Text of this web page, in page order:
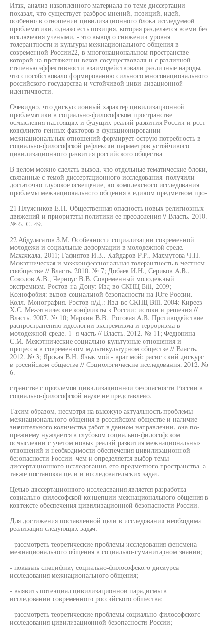
Итак, анализ накопленного материала по теме диссертации
показал, что существует разброс мнений, позиций, идей,
особенно в отношении цивилизационного блока исследуемой
проблематики, однако есть позиция, которая разделяется всеми без
исключения учеными, - это вывод о снижении уровня
толерантности и культуры межнационального общения в
современной России22, в многонациональном пространстве
которой на протяжении веков сосуществовали и с различной
степенью эффективности взаимодействовали различные народы,
что способствовало формированию сильного многонационального
российского государства и устойчивой циви-лизационной
идентичности.
Очевидно, что дискуссионный характер цивилизационной
проблематики в социально-философском пространстве
осмысления настоящих и будущих реалий развития России и рост
конфликто-генных факторов в функционировании
межнациональных отношений формирует острую потребность в
социально-философской рефлексии параметров устойчивого
цивилизационного развития российского общества.
В целом можно сделать вывод, что отдельные тематические блоки,
связанные с темой диссертационного исследования, получили
достаточно глубокое освещение, но комплексного исследования
проблемы межнационального общения в едином предметном про-
21 Плужников E.H. Общественная опасность новых религиозных
движений и приоритеты политики ее преодоления // Власть. 2010.
№ 6. С. 49.
22 Абдулагатов З.М. Особенности социализации современной
молодежи и социальные деформации в молодежной среде.
Махачкала, 2011; Гафиятов И.З.. Хайдаров P.P., Махмутова Ч.Н.
Межэтническая и межконфессиональная толерантность в местном
сообществе // Власть. 2010. № 7; Добаев И.Н., Сериков A.B.,
Соколов A.B., Черноус В.В. Современный молодежный
экстремизм. Ростов-на-Дону: Изд-во СКНЦ Bill, 2009;
Ксенофобия: вызов социальной безопасности на Юге России.
Колл. Монография. Ростов н/Д.: Изд-во СКНЦ Bill, 2004; Киреев
Х.С. Межэтнические конфликты в России: истоки и решения //
Власть. 2007. № 10; Маркин В.В., Роговая A.B. Противодействие
распространению идеологии экстремизма и терроризма в
молодежной среде. 1 -я часть // Власть. 2012. № 11; Федюнина
С.М. Межэтнические социально-культурные отношения и
процессы в современном мультикультурном обществе // Власть.
2012. № 3; Ярская В.Н. Язык мой - враг мой: расистский дискурс
в российском обществе // Социологические исследования. 2012. №
6.
странстве с проблемой цивилизационной безопасности России в
социально-философской науке не представлено.
Таким образом, несмотря на высокую актуальность проблемы
межнационального общения в российском обществе и наличие
значительного количества работ в данном направлении, она по-
прежнему нуждается в глубоком социально-философском
осмыслении с учетом новых реалий развития межнациональных
отношений и необходимости обеспечения цивилизационной
безопасности России, чем и определяется выбор темы
диссертационного исследования, его предметного пространства, а
также постановка цели и исследовательских задач.
Целью диссертационного исследования является разработка
социально-философской концепции межнационального общения в
контексте обеспечения цивилизационной безопасности России.
Для достижения поставленной цели в исследовании необходима
реализация следующих задач:
- рассмотреть теоретические проблемы исследования феномена
межнационального общения в социально-гуманитарном знании;
- показать специфику социально-философского дискурса
исследования межнационального общения;
- выявить потенциал цивилизационной парадигмы в
исследовании современного российского общества;
- рассмотреть теоретические проблемы социально-философского
исследования цивилизационной безопасности России;